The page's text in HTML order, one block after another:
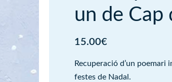
un de Cap
15.00€
Recuperació d’un
festes de Nadal.